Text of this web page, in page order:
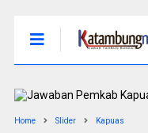
Home Slider Kapuas